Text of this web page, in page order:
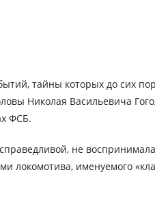
тайны которых до сих
Николая Васильевича
ФСБ.
не
локомотива, именуемого